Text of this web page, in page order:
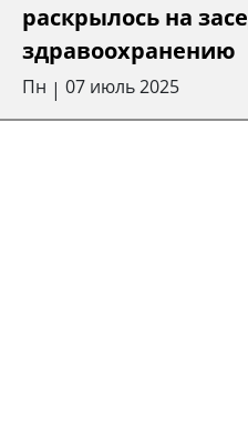
раскрылось на
здравоохранению
Пн | 07 июль 2025